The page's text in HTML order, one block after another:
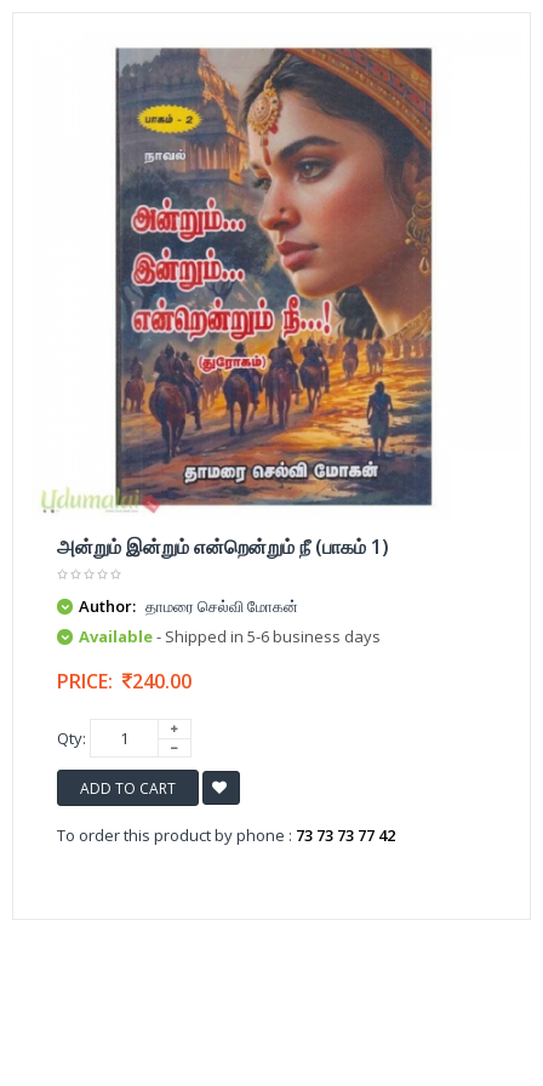
அன்றும் இன்றும் என்றென்றும் நீ (பாகம் 1)
Author: தாமரை செல்வி மோகன்
Available- Shipped in 5-6 business days
PRICE: 240.00
Qty:
ADD TO CART
To order this product by phone : 73 73 73 77 42